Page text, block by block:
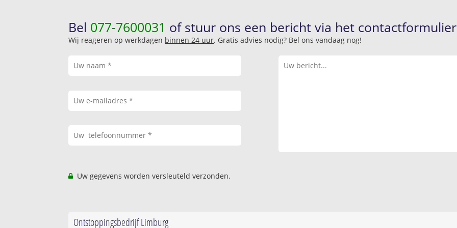
Bel 077-7600031 of stuur ons een bericht via het
Wij reageren op werkdagen binnen 24 uur. Gratis advies nodig? Bel ons vandaag nog!
Uw gegevens worden versleuteld verzonden.
Ontstoppingsbedrijf Limburg